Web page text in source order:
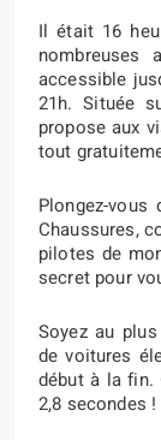
Il était 16
accessible
21h. Située
propose aux
tout
Plongez-vous
Chaussures,
pilotes de
secret pour
Soyez au
de voitures
début à la fin.
2,8 secondes !